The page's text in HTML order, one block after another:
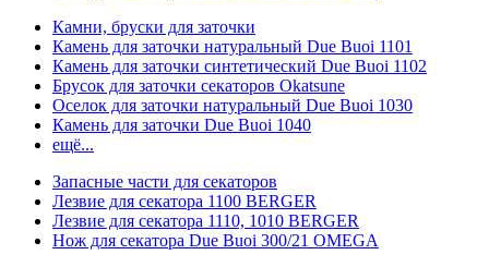
Камни, бруски для заточки
Камень для заточки натуральный Due Buoi 1101
Камень для заточки синтетический Due Buoi 1102
Брусок для заточки секаторов Okatsune
Оселок для заточки натуральный Due Buoi 1030
Камень для заточки Due Buoi 1040
ещё...
Запасные части для секаторов
Лезвие для секатора 1100 BERGER
Лезвие для секатора 1110, 1010 BERGER
Нож для секатора Due Buoi 300/21 OMEGA